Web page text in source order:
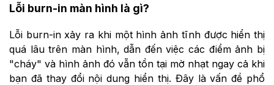
Lỗi burn-in màn hình là gì?
Lỗi burn-in xảy ra khi một hình ảnh tĩnh được hiển thị
quá lâu trên màn hình, dẫn đến việc các điểm ảnh bị
"cháy" và hình ảnh đó vẫn tồn tại mờ nhạt ngay cả khi
bạn đã thay đổi nội dung hiển thị. Đây là vấn đề phổ